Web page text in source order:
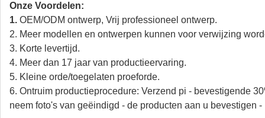
Onze Voordelen:
1. OEM/ODM ontwerp, Vrij professioneel ontwerp.
2. Meer modellen en ontwerpen kunnen voor verwijzing
3. Korte levertijd.
4. Meer dan 17 jaar van productieervaring.
5. Kleine orde/toegelaten proeforde.
6. Ontruim productieprocedure: Verzend pi - bevestigende
neem foto's van geëindigd - de producten aan u bevestigen